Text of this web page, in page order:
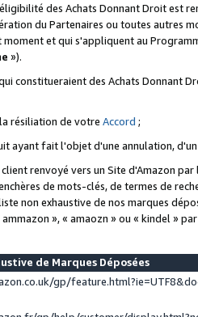
des Achats Donnant Droit est
du Partenaires ou toutes autres
et qui s'appliquent au
»).
constitueraient des Achats Donnant
résiliation de votre Accord ;
ayant fait l'objet d'une annulation,
renvoyé vers un Site d'Amazon
de mots-clés, de termes de
non exhaustive de nos marques
», « amaozn » ou « kindel »
de Marques Déposées
gp/